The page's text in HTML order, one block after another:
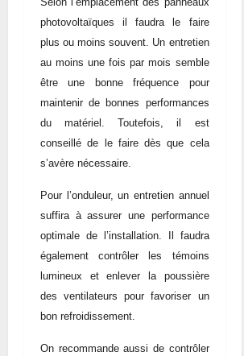
photovoltaïques il faudra le faire
plus ou moins souvent. Un entretien
au moins une fois par mois semble
être une bonne fréquence pour
maintenir de bonnes performances
du matériel. Toutefois, il est
conseillé de le faire dès que cela
s’avère nécessaire.
Pour l’onduleur, un entretien annuel
suffira à assurer une performance
optimale de l’installation. Il faudra
également contrôler les témoins
lumineux et enlever la poussière
des ventilateurs pour favoriser un
bon refroidissement.
On recommande aussi de contrôler